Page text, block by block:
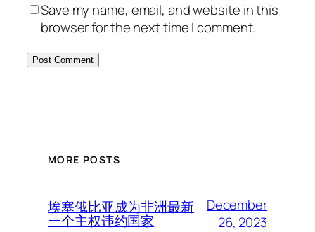
Save my name, email, and website in this
browser for the next time I comment.
MORE POSTS
埃塞俄比亚成为非洲最新
一个主权违约国家
December
26, 2023